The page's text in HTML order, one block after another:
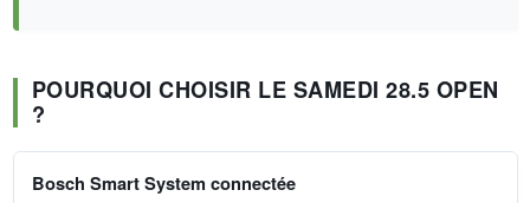
POURQUOI CHOISIR LE SAMEDI 28.5 OPEN
?
Bosch Smart System connectée